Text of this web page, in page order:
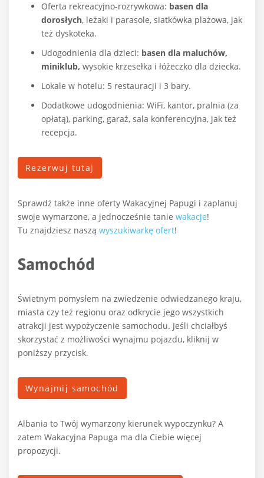
Oferta rekreacyjno-rozrywkowa: basen dla
dorosłych, leżaki i parasole, siatkówka plażowa, jak
też dyskoteka.
Udogodnienia dla dzieci: basen dla maluchów,
miniklub, wysokie krzesełka i łóżeczko dla dziecka.
Lokale w hotelu: 5 restauracji i 3 bary.
Dodatkowe udogodnienia: WiFi, kantor, pralnia (za
opłatą), parking, garaż, sala konferencyjna, jak też
recepcja.
Rezerwuj tutaj
Sprawdź także inne oferty Wakacyjnej Papugi i zaplanuj
swoje wymarzone, a jednocześnie tanie wakacje!
Tu znajdziesz naszą wyszukiwarkę ofert!
Samochód
Świetnym pomysłem na zwiedzenie odwiedzanego kraju,
miasta czy też regionu oraz odkrycie jego wszystkich
atrakcji jest wypożyczenie samochodu. Jeśli chciałbyś
skorzystać z możliwości wynajmu pojazdu, kliknij w
poniższy przycisk.
Wynajmij samochód
Albania to Twój wymarzony kierunek wypoczynku? A
zatem Wakacyjna Papuga ma dla Ciebie więcej
propozycji.